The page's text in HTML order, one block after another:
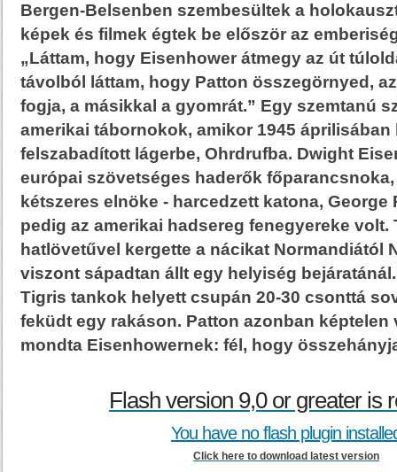
Bergen-Belsenben szembesültek a
képek és filmek égtek be először az
„Láttam, hogy Eisenhower átmegy az út
távolból láttam, hogy Patton összegörnyed,
fogja, a másikkal a gyomrát.” Egy szemtanú
amerikai tábornokok, amikor 1945
felszabadított lágerbe, Ohrdrufba. Dwight
európai szövetséges haderők
kétszeres elnöke - harcedzett katona, George
pedig az amerikai hadsereg fenegyereke volt.
hatlövetűvel kergette a nácikat Normandiától
viszont sápadtan állt egy helyiség
Tigris tankok helyett csupán 20-30 csonttá
feküdt egy rakáson. Patton azonban képtelen
mondta Eisenhowernek: fél, hogy
Flash version 9,0 or greater is
You have no flash plugin
Click here to download latest version